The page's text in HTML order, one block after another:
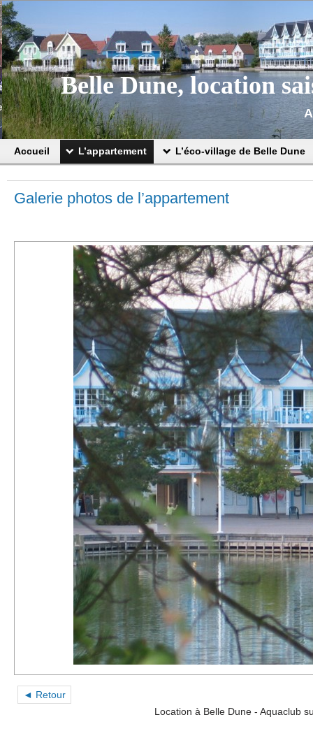
Belle Dune, location
Accueil L’appartement L’éco-village de Belle Dune
Galerie photos de l’appartement
◄ Retour
Location à Belle Dune - Aquaclub